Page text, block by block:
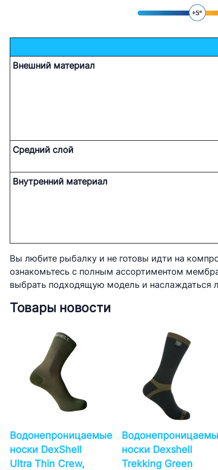
Внешний материал
Средний слой
Внутренний материал
Вы любите рыбалку и не готовы идти на
ознакомьтесь с полным ассортиментом
выбрать подходящую модель и
Товары новости
Водонепроницаемые
носки DexShell
Ultra Thin Crew,
носки Dexshell
Trekking Green